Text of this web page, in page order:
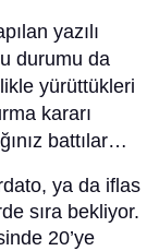
yazılı
durumu da
yürüttükleri
kararı
battılar…
ya da iflas
sıra bekliyor.
20’ye